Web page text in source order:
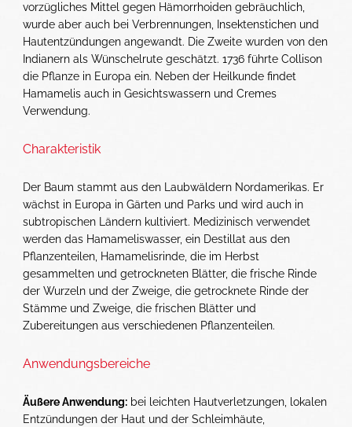
vorzügliches Mittel gegen Hämorrhoiden gebräuchlich,
wurde aber auch bei Verbrennungen, Insektenstichen und
Hautentzündungen angewandt. Die Zweite wurden von den
Indianern als Wünschelrute geschätzt. 1736 führte Collison
die Pflanze in Europa ein. Neben der Heilkunde findet
Hamamelis auch in Gesichtswassern und Cremes
Verwendung.
Charakteristik
Der Baum stammt aus den Laubwäldern Nordamerikas. Er
wächst in Europa in Gärten und Parks und wird auch in
subtropischen Ländern kultiviert. Medizinisch verwendet
werden das Hamameliswasser, ein Destillat aus den
Pflanzenteilen, Hamamelisrinde, die im Herbst
gesammelten und getrockneten Blätter, die frische Rinde
der Wurzeln und der Zweige, die getrocknete Rinde der
Stämme und Zweige, die frischen Blätter und
Zubereitungen aus verschiedenen Pflanzenteilen.
Anwendungsbereiche
Äußere Anwendung: bei leichten Hautverletzungen, lokalen
Entzündungen der Haut und der Schleimhäute,